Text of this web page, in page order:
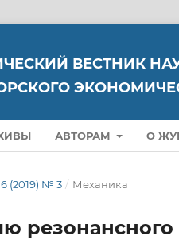
ВЕСТНИК
АВТОРАМ О
(2019) № 3 / Механика